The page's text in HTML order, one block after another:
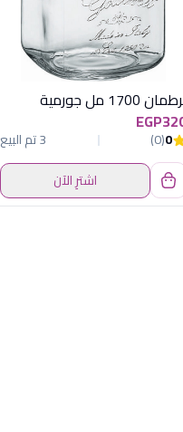
1700 مل جورمية
0
(0)
3 تم البيع
اشترِ الآن